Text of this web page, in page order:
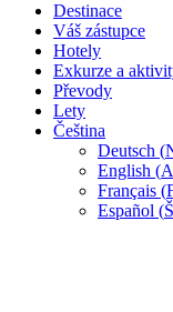
Destinace
Váš zástupce
Hotely
Exkurze a
Převody
Lety
Čeština
Deutsch (
English (
Français (
Español (